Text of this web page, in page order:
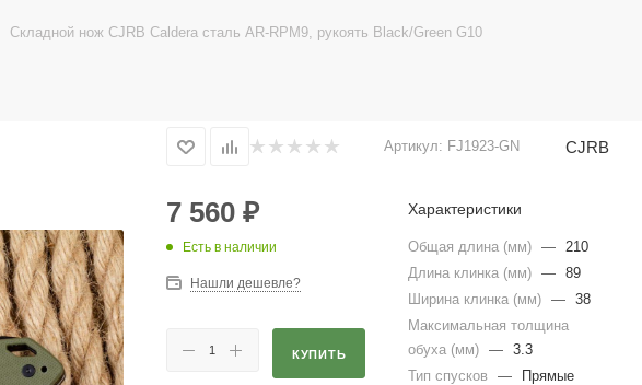
Складной нож CJRB Caldera сталь AR-RPM9, рукоять Black/Green G10
Артикул: FJ1923-GN CJRB
7 560₽
Есть в наличии
Нашли дешевле?
КУПИТЬ
Характеристики
Общая длина (мм) —
210
Длина клинка (мм)
—
89
Ширина клинка (мм)
—
38
Максимальная толщина
обуха (мм)
—
3.3
Тип спусков
—
Прямые